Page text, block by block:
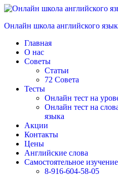
Перейти
содержимому
Онлайн школа английского
Главная
О нас
Советы
Статьи
72 Совета
Тесты
Онлайн тест на
Онлайн тест на
языка
Акции
Контакты
Цены
Английские слова
Самостоятельное
8-916-604-58-05